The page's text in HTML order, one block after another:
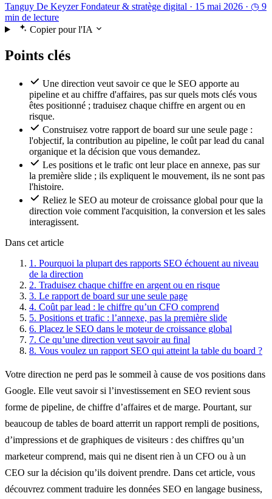
Tanguy De Keyzer Fondateur & stratège digital · 15 mai 2026 · ◷ 9
min de lecture
Copier pour l'IA
Points clés
Une direction veut savoir ce que le SEO apporte au
pipeline et au chiffre d'affaires, pas sur quels mots clés vous
êtes positionné ; traduisez chaque chiffre en argent ou en
risque.
Construisez votre rapport de board sur une seule page :
l'objectif, la contribution au pipeline, le coût par lead du canal
organique et la décision que vous demandez.
Les positions et le trafic ont leur place en annexe, pas sur
la première slide ; ils expliquent le mouvement, ils ne sont pas
l'histoire.
Reliez le SEO au moteur de croissance global pour que la
direction voie comment l'acquisition, la conversion et les sales
interagissent.
Dans cet article
1. Pourquoi la plupart des rapports SEO échouent au niveau
de la direction
2. Traduisez chaque chiffre en argent ou en risque
3. Le rapport de board sur une seule page
4. Coût par lead : le chiffre qu’un CFO comprend
5. Positions et trafic : l’annexe, pas la première slide
6. Placez le SEO dans le moteur de croissance global
7. Ce qu’une direction veut savoir au final
8. Vous voulez un rapport SEO qui atteint la table du board ?
Votre direction ne perd pas le sommeil à cause de vos positions dans
Google. Elle veut savoir si l’investissement en SEO revient sous
forme de pipeline, de chiffre d’affaires et de marge. Pourtant, sur
beaucoup de tables de board atterrit un rapport rempli de positions,
d’impressions et de graphiques de visiteurs : des chiffres qu’un
marketeur comprend, mais qui ne disent rien à un CFO ou à un
CEO sur la décision qu’ils doivent prendre. Dans cet article, vous
découvrez comment traduire les données SEO en langage business,